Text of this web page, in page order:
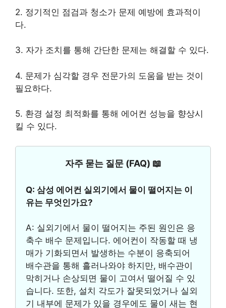
2. 정기적인 점검과 청소가 문제 예방에 효과적이
다.
3. 자가 조치를 통해 간단한 문제는 해결할 수 있다.
4. 문제가 심각할 경우 전문가의 도움을 받는 것이
필요하다.
5. 환경 설정 최적화를 통해 에어컨 성능을 향상시
킬 수 있다.
자주 묻는 질문 (FAQ) 📖
Q: 삼성 에어컨 실외기에서 물이 떨어지는 이
유는 무엇인가요?
A: 실외기에서 물이 떨어지는 주된 원인은 응
축수 배수 문제입니다. 에어컨이 작동할 때 냉
매가 기화되면서 발생하는 수분이 응축되어
배수관을 통해 흘러나와야 하지만, 배수관이
막히거나 손상되면 물이 고여서 떨어질 수 있
습니다. 또한, 설치 각도가 잘못되었거나 실외
기 내부에 문제가 있을 경우에도 물이 새는 현